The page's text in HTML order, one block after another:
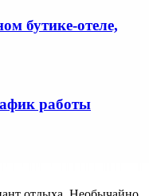
бутике-отеле,
работы